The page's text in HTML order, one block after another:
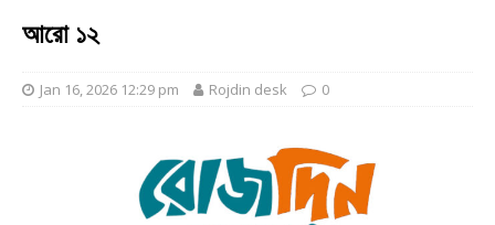
আরো ১২
Jan 16, 2026 12:29 pm Rojdin desk 0